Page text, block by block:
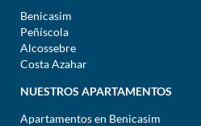
Benicasim
Peñíscola
Alcossebre
Costa Azahar
NUESTROS APARTAMENTOS
Apartamentos en Benicasim